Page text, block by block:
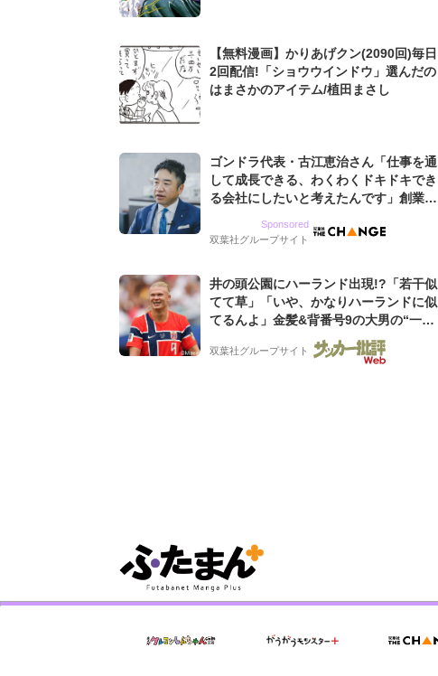
【無料漫画】かりあげクン(2090回)毎日
2回配信!「ショウウインドウ」選んだの
はまさかのアイテム/植田まさし
ゴンドラ代表・古江恵治さん「仕事を通
して成長できる、わくわくドキドキでき
る会社にしたいと考えたんです」創業来
グ会社のアイデンティティ
Sponsored
双葉社グループサイト
井の頭公園にハーランド出現!?「若干似
てて草」「いや、かなりハーランドに似
てるんよ」金髪&背番号9の大男の“一人
バイキング・ロー”映像が話題!「元気を
もらった」
双葉社グループサイト